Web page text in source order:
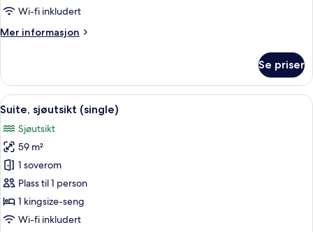
Wi-fi inkludert
Mer informasjon
Mer
(Crown,
single)
Se priser
Åpne
alle
bildene
av
Suite,
sjøutsikt
(single)
1 soverom, sengetøy av topp
3
Suite, sjøutsikt (single)
Sjøutsikt
59 m²
1 soverom
Plass til 1 person
1 kingsize-seng
Wi-fi inkludert